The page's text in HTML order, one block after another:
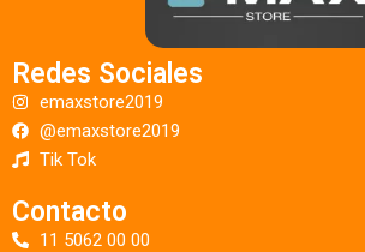
Redes Sociales
emaxstore2019
@emaxstore2019
Tik Tok
Contacto
11 5062 00 00